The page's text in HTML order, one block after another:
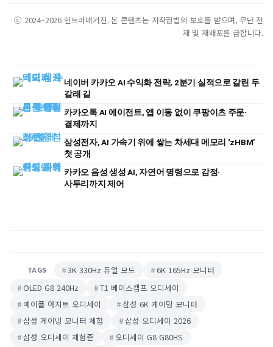
ⓒ 2024–2026 인트라매거진. 본 콘텐츠는 저작권법의 보호를 받으며, 무단 전
재 및 재배포를 금합니다.
네이버 카카오 AI 수익화 전략, 2분기 실적으로 갈린 두
갈래 길
카카오톡 AI 에이전트, 앱 이동 없이 쿠팡이츠 주문·
결제까지
삼성전자, AI 가속기 위에 쌓는 차세대 메모리 ‘zHBM’
첫 공개
카카오 음성 생성 AI, 자연어 명령으로 감정·
사투리까지 제어
TAGS 3K 330Hz 듀얼 모드
6K 165Hz 모니터
OLED G8 240Hz
T1 베이스캠프 오디세이
메이플 아지트 오디세이
삼성 6K 게이밍 모니터
삼성 게이밍 모니터 체험
삼성 오디세이 2026
삼성 오디세이 체험존
오디세이 G8 G80HS